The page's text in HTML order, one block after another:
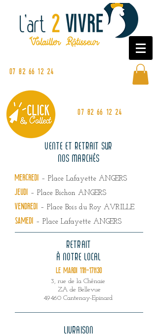
07 82 66 12 24
07 82 66 12 24
VENTE ET RETRAITSUR
NOS MARCHÉS
Mercredi – Place Lafayette ANGERS
JEUDi – Place Bichon ANGERS
VENDREdi – Place Bois du Roy AVRILLE
SAMEdi – Place Lafayette ANGERS
RETRAIT
À NOTRE LOCAL
LE MARDI 11H-17H30
3, rue de la Chênaie
ZA de Bellevue
49460 Cantenay-Epinard
LIVRAISON